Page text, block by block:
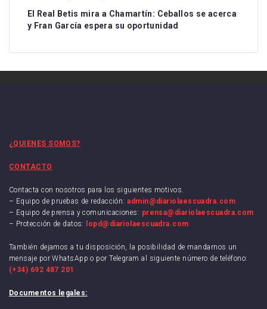
El Real Betis mira a Chamartín: Ceballos se acerca
y Fran García espera su oportunidad
¿QUIENES SOMOS?
CONTACTO
Contacta con nosotros para los siguientes motivos.
– Equipo de pruebas de redacción:admin@diariolaescuadra.com
– Equipo de prensa y comunicaciones: prensa@diariolaescuadra.com
– Protección de datos:
lopd@diariolaescuadra.com
También dejamos a tu disposición, la posibilidad de mandarnos un
mensaje por WhatsApp o por Telegram al siguiente número de teléfono:
(+34) 692 487 201
Documentos legales: